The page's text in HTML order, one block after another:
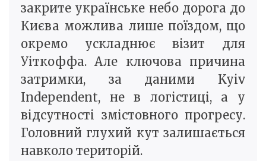
закрите українське небо дорога до
Києва можлива лише поїздом, що
окремо ускладнює візит для
Уіткоффа. Але ключова причина
затримки, за даними Kyiv
Independent, не в логістиці, а у
відсутності змістовного прогресу.
Головний глухий кут залишається
навколо територій.